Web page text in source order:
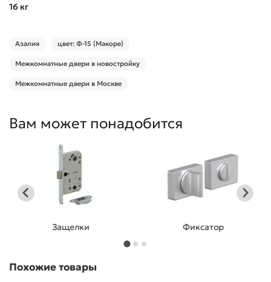
16 кг
Азалия цвет: Ф-15 (Макоре)
Межкомнатные двери в новостройку
Межкомнатные двери в Москве
Вам может понадобится
Защелки Фиксатор
Похожие товары